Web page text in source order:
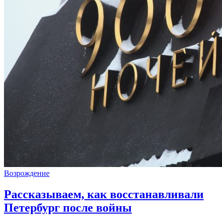
Возрождение
Рассказываем, как восстанавливали
Петербург после войны